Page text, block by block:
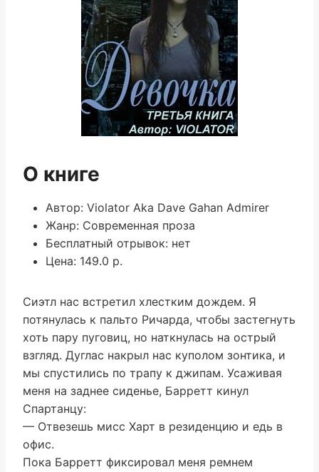
О книге
Автор: Violator Aka Dave Gahan Admirer
Жанр: Современная проза
Бесплатный отрывок: нет
Цена: 149.0 р.
Сиэтл нас встретил хлестким дождем. Я
потянулась к пальто Ричарда, чтобы застегнуть
хоть пару пуговиц, но наткнулась на острый
взгляд. Дуглас накрыл нас куполом зонтика, и
мы спустились по трапу к джипам. Усаживая
меня на заднее сиденье, Барретт кинул
Спартанцу:
— Отвезешь мисс Харт в резиденцию и едь в
офис.
Пока Барретт фиксировал меня ремнем